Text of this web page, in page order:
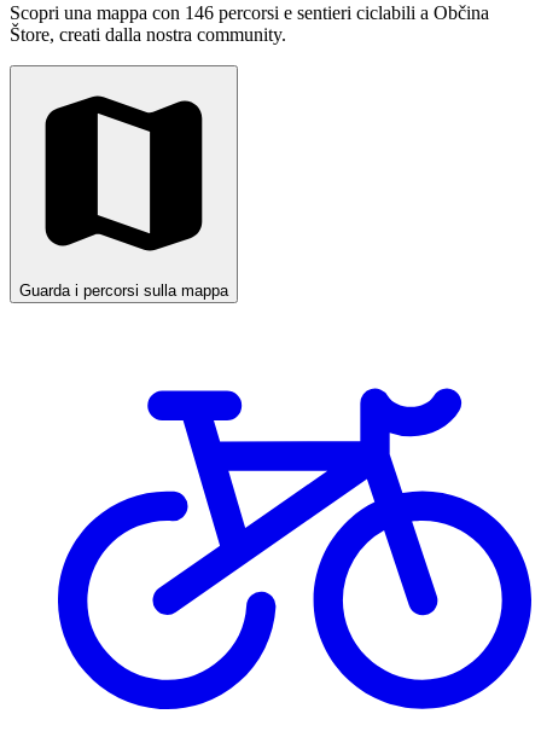
Scopri una mappa con 146 percorsi e sentieri ciclabili a Občina
Štore, creati dalla nostra community.
Guarda i percorsi sulla mappa